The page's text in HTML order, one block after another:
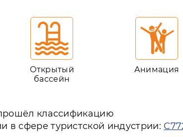
Открытый
бассейн
Анимация
классификацию
в сфере туристской индустрии: